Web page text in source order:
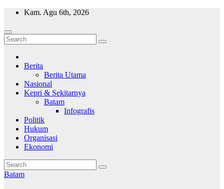
Skip
content
Kam. Agu 6th, 2026
Wajah Batam
CCTV nya kota Batam
Berita
Berita Utama
Nasional
Kepri & Sekitarnya
Batam
Infografis
Politik
Hukum
Organisasi
Ekonomi
Batam